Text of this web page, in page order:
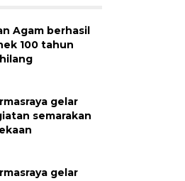
Agam berhasil
100 tahun
gelar
semarakan
gelar